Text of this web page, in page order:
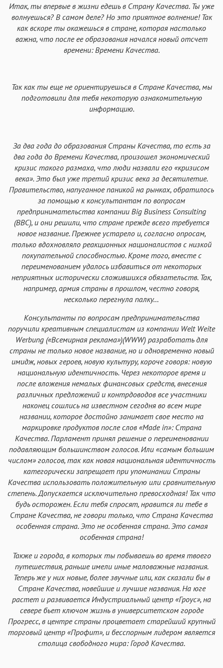
Итак, ты впервые в жизни едешь в Страну Качества. Ты уже
волнуешься? В самом деле? Но это приятное волнение! Так
как вскоре ты окажешься в стране, которая настолько
важна, что после ее образования начался новый отсчет
времени: Времени Качества.
Так как ты еще не ориентируешься в Стране Качества, мы
подготовили для тебя некоторую ознакомительную
информацию.
За два года до образования Страны Качества, то есть за
два года до Времени Качества, произошел экономический
кризис такого размаха, что люди назвали его «кризисом
века». Это был уже третий кризис века за десятилетие.
Правительство, напуганное паникой на рынках, обратилось
за помощью к консультантам по вопросам
предпринимательства компании Big Business Consulting
(BBC), и они решили, что стране прежде всего требуется
новое название. Прежнее устарело и, согласно опросам,
только вдохновляло реакционных националистов с низкой
покупательной способностью. Кроме того, вместе с
переименованием удалось избавиться от некоторых
неприятных исторически сложившихся обязательств. Так,
например, армия страны в прошлом, честно говоря,
несколько перегнула палку…
Консультанты по вопросам предпринимательства
поручили креативным специалистам из компании Welt Weite
Werbung («Всемирная реклама»)(WWW) разработать для
страны не только новое название, но и одновременно новый
имидж, новых героев, новую культуру, короче говоря: новую
национальную идентичность. Через некоторое время и
после вложения немалых финансовых средств, внесения
различных предложений и контрдоводов все участники
наконец сошлись на известном сегодня во всем мире
названии, которое достойно занимает свое место на
маркировке продуктов после слов «Made in»: Страна
Качества. Парламент принял решение о переименовании
подавляющим большинством голосов. Или «самым большим
числом» голосов, так как новая национальная идентичность
категорически запрещает при упоминании Страны
Качества использовать положительную или сравнительную
степень. Допускается исключительно превосходная! Так что
будь осторожен. Если тебя спросят, нравится ли тебе в
Стране Качества, не говори только, что Страна Качества
особенная страна. Это не особенная страна. Это самая
особенная страна!
Также и города, в которых ты побываешь во время твоего
путешествия, раньше имели иные маловажные названия.
Теперь же у них новые, более звучные или, как сказали бы в
Стране Качества, новейшие и лучшие названия. На юге
растет и развивается Индустриальный центр «Гроус», на
севере бьет ключом жизнь в университетском городе
Прогресс, в центре страны процветает старейший крупный
торговый центр «Профит», и бесспорным лидером является
столица свободного мира: Город Качества.